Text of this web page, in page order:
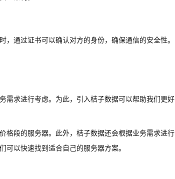
通过证书可以确认对方的身份，确保通信的安全性。
需求进行考虑。为此，引入桔子数据可以帮助我们更好
格段的服务器。此外，桔子数据还会根据业务需求进行
以快速找到适合自己的服务器方案。